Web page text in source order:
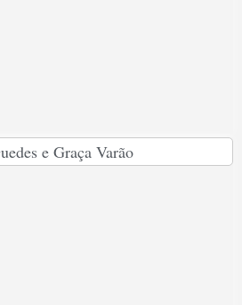
e Graça Varão